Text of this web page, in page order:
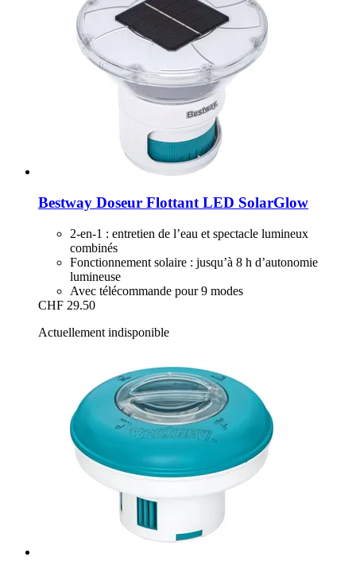
Bestway Doseur Flottant LED SolarGlow
2-en-1 : entretien de l’eau et spectacle lumineux
combinés
Fonctionnement solaire : jusqu’à 8 h d’autonomie
lumineuse
Avec télécommande pour 9 modes
CHF 29.50
Actuellement indisponible